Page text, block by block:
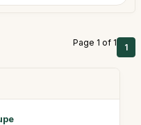
Page 1 of 1 1